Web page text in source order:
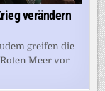
verändern
greifen die
Meer vor